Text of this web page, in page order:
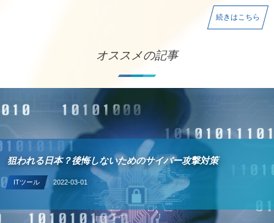
続きはこちら
オススメの記事
狙われる日本？後悔しないためのサイバー攻撃対策
ITツール 2022-03-01